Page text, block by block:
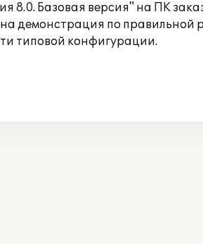
8.0. Базовая версия" на ПК
демонстрация по
типовой конфигурации.